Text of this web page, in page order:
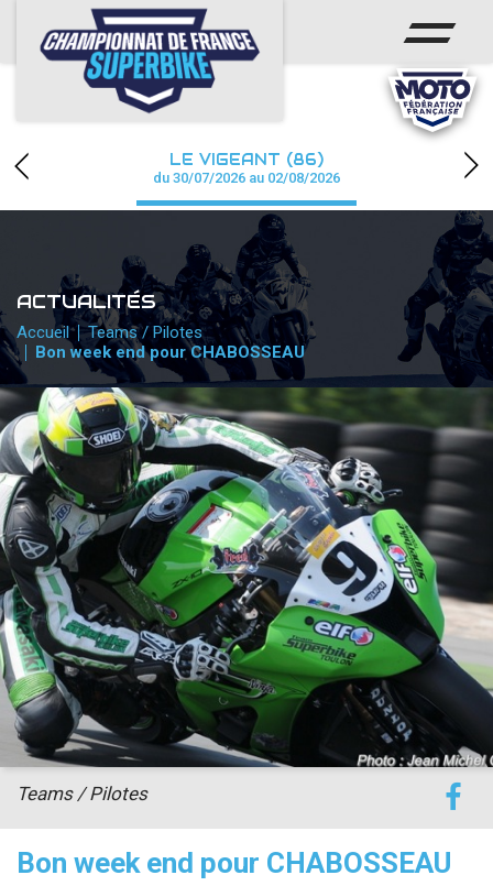
ACCUEIL
CHAMPIONNAT
CALENDRIER
PHOTOS / WEB TV
PARTENAIRES
PRESSE
PRESSE
accéder à la billetterie
LE VIGEANT (86)
du 30/07/2026 au 02/08/2026
ACTUALITÉS
Accueil
Teams / Pilotes
Bon week end pour CHABOSSEAU
Bon week end pour CHABOSSEAU
Teams / Pilotes